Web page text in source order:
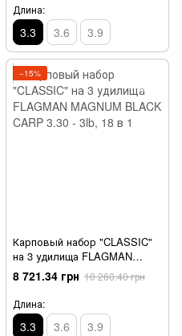
Длина:
3.3 3.6 3.9
−15%
Карповый набор "CLASSIC"
на 3 удилища FLAGMAN
MAGNUM BLACK CARP 3.30 -
3lb, 18 в 1
8 721.34 грн 10 260.40 грн
Длина:
3.3 3.6 3.9